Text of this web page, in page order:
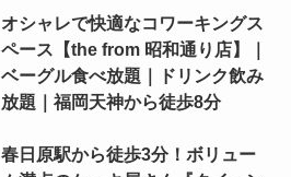
オシャレで快適なコワーキングス
ペース【the from 昭和通り店】｜
ベーグル食べ放題｜ドリンク飲み
放題｜福岡天神から徒歩8分
春日原駅から徒歩3分！ボリュー